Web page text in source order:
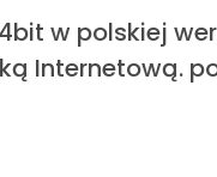
w polskiej
Internetową.